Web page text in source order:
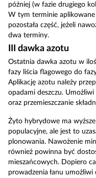
później (w fazie drugiego
W tym terminie
pozostała część, jeżeli
dwa terminy.
III dawka azotu
Ostatnia dawka azotu w
fazy liścia flagowego do
Aplikację azotu należy
opadami deszczu.
oraz przemieszczanie
Żyto hybrydowe ma
populacyjne, ale jest to
plonowania. Nawożenie
również powinna być
mieszańcowych. Dopiero
prowadzenia łanu